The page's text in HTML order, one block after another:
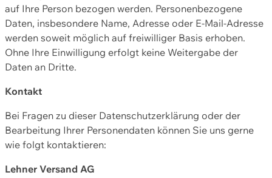
auf Ihre Person bezogen werden. Personenbezogene
Daten, insbesondere Name, Adresse oder E-Mail-Adresse
werden soweit möglich auf freiwilliger Basis erhoben.
Ohne Ihre Einwilligung erfolgt keine Weitergabe der
Daten an Dritte.
Kontakt
Bei Fragen zu dieser Datenschutzerklärung oder der
Bearbeitung Ihrer Personendaten können Sie uns gerne
wie folgt kontaktieren:
Lehner Versand AG